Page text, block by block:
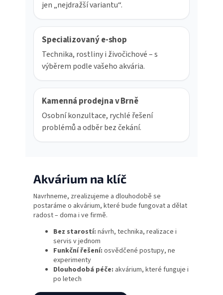
jen „nejdražší variantu“.
Specializovaný e-shop
Technika, rostliny i živočichové – s
výběrem podle vašeho akvária.
Kamenná prodejna v Brně
Osobní konzultace, rychlé řešení
problémů a odběr bez čekání.
Akvárium na klíč
Navrhneme, zrealizujeme a dlouhodobě se
postaráme o akvárium, které bude fungovat a dělat
radost – doma i ve firmě.
Bez starostí: návrh, technika, realizace i
servis v jednom
Funkční řešení: osvědčené postupy, ne
experimenty
Dlouhodobá péče: akvárium, které funguje i
po letech